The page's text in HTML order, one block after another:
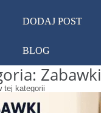
DODAJ POST
BLOG
Zabawki
tej kategorii